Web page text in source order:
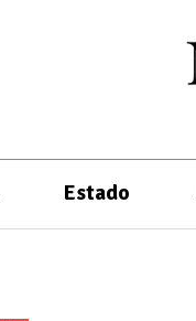
Estado